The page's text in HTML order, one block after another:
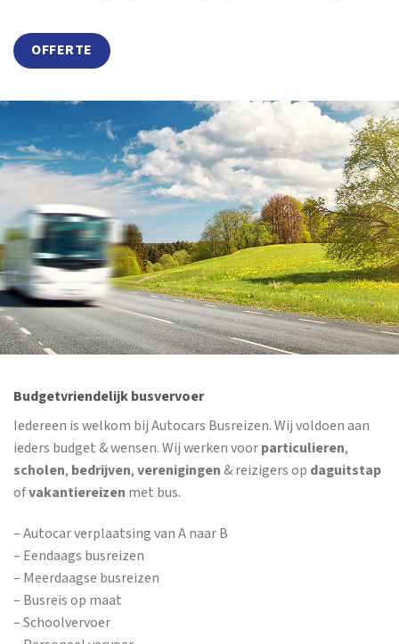
OFFERTE
Budgetvriendelijk busvervoer
Iedereen is welkom bij Autocars Busreizen. Wij voldoen aan
ieders budget & wensen. Wij werken voorparticulieren,
scholen, bedrijven,verenigingen& reizigers op daguitstap
ofvakantiereizen met bus.
– Autocar verplaatsing van A naar B
– Eendaags busreizen
– Meerdaagse busreizen
– Busreis op maat
– Schoolvervoer